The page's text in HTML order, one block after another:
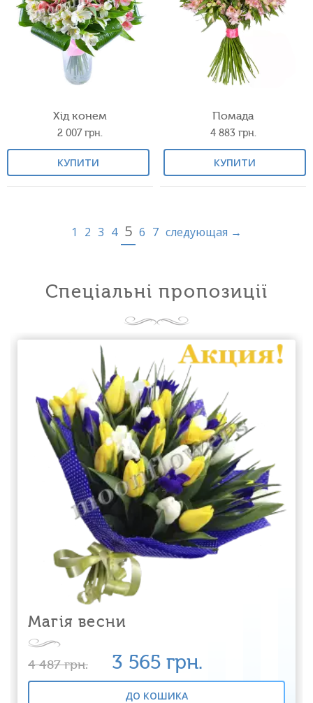
Хід конем
2 007грн.
КУПИТИ
Помада
4 883 грн.
КУПИТИ
1 2 3 4 5 6 7 следующая →
Спеціальні пропозиції
Магія весни
4 487грн. 3 565 грн.
ДО КОШИКА